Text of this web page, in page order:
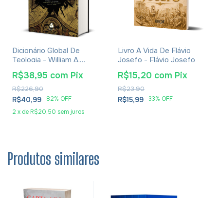
Dicionário Global De
Teologia - William A.
Dyrness
R$40,99 -82% OFF
2 x de R$20,50 sem juros
R$226,90
R$38,95 com Pix
Livro A Vida De Flávio
Josefo - Flávio Josefo
R$15,99 -33% OFF
R$23,90
R$15,20 com Pix
Produtos similares